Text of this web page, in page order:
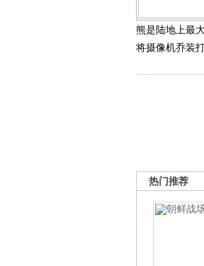
熊是陆地上最
将摄像机乔装
热门推荐